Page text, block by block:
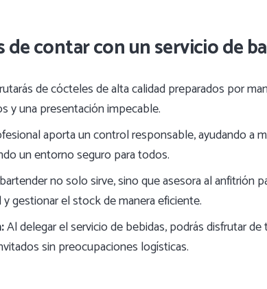
de contar con un servicio de
de cócteles de alta calidad preparados por
y una presentación impecable.
aporta un control responsable, ayudando a
un entorno seguro para todos.
no solo sirve, sino que asesora al anfitrión
gestionar el stock de manera eficiente.
Al delegar el servicio de bebidas, podrás disfrutar
sin preocupaciones logísticas.